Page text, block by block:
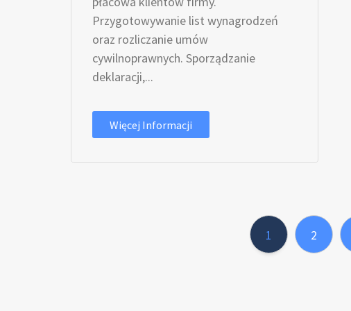
Przygotowywanie list wynagrodzeń
oraz rozliczanie umów
cywilnoprawnych. Sporządzanie
deklaracji,...
Więcej Informacji
1 2